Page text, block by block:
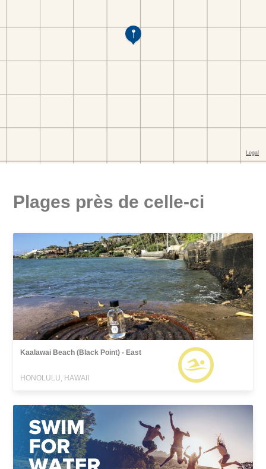
Plages près de celle-ci
Kaalawai Beach (Black Point) - East
HONOLULU, HAWAII